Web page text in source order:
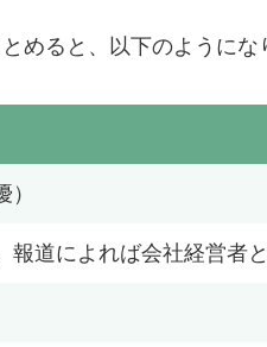
めると、以下のようにな
道によれば会社経営者